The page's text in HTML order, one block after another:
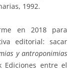
1992.
en 2018 para
editorial: sacar
y antroponimias
Ediciones entre el